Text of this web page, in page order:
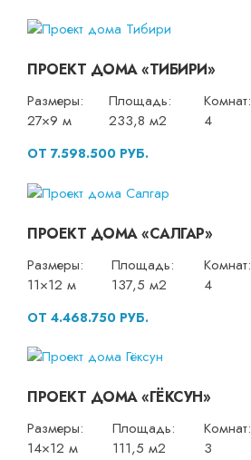
ПРОЕКТ ДОМА «ТИБИРИ»
Размеры:
27×9 м
Площадь:
233,8 м2
Комнат:
4
ОТ 7.598.500 РУБ.
ПРОЕКТ ДОМА «САЛГАР»
Размеры:
11×12 м
Площадь:
137,5 м2
Комнат:
4
ОТ 4.468.750 РУБ.
ПРОЕКТ ДОМА «ГЁКСУН»
Размеры:
14×12 м
Площадь:
111,5 м2
Комнат:
3